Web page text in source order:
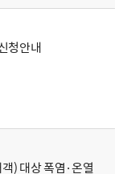
청안내
) 대상 폭염·온열